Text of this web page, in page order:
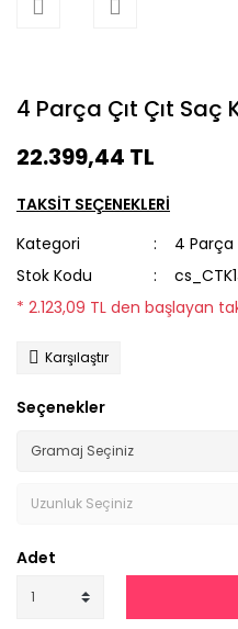
4 Parça Çıt Çıt Saç
22.399,44 TL
TAKSİT SEÇENEKLERİ
Kategori
4 Parça
Stok Kodu
* 2.123,09 TL den başlayan
Karşılaştır
Seçenekler
Adet